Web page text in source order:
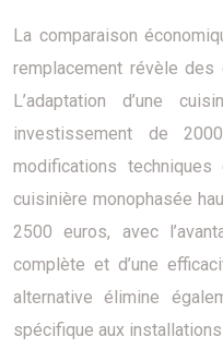
La comparaison
remplacement révèle
L’adaptation d’une
investissement de
modifications
cuisinière monophasée
2500 euros, avec
complète et d’une
alternative élimine
spécifique aux